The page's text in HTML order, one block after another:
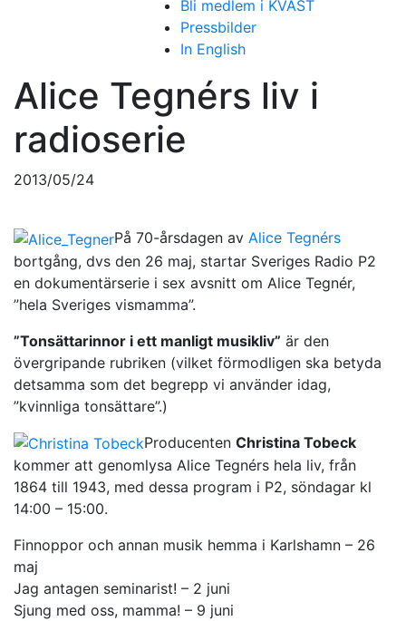
Bli medlem i KVAST
Pressbilder
In English
Alice Tegnérs liv i
radioserie
2013/05/24
På 70-årsdagen av Alice Tegnérs
bortgång, dvs den 26 maj, startar Sveriges Radio P2
en dokumentärserie i sex avsnitt om Alice Tegnér,
”hela Sveriges vismamma”.
”Tonsättarinnor i ett manligt musikliv” är den
övergripande rubriken (vilket förmodligen ska betyda
detsamma som det begrepp vi använder idag,
”kvinnliga tonsättare”.)
Producenten Christina Tobeck
kommer att genomlysa Alice Tegnérs hela liv, från
1864 till 1943, med dessa program i P2, söndagar kl
14:00 – 15:00.
Finnoppor och annan musik hemma i Karlshamn – 26
maj
Jag antagen seminarist! – 2 juni
Sjung med oss, mamma! – 9 juni